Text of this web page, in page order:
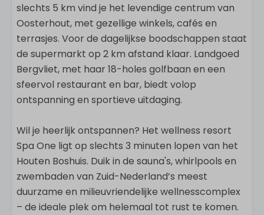
slechts 5 km vind je het levendige centrum van
Oosterhout, met gezellige winkels, cafés en
terrasjes. Voor de dagelijkse boodschappen staat
de supermarkt op 2 km afstand klaar. Landgoed
Bergvliet, met haar 18-holes golfbaan en een
sfeervol restaurant en bar, biedt volop
ontspanning en sportieve uitdaging.
Wil je heerlijk ontspannen? Het wellness resort
Spa One ligt op slechts 3 minuten lopen van het
Houten Boshuis. Duik in de sauna's, whirlpools en
zwembaden van Zuid-Nederland’s meest
duurzame en milieuvriendelijke wellnesscomplex
– de ideale plek om helemaal tot rust te komen.